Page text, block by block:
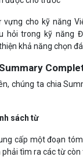
vựng cho kỹ năng
hỏi trong kỹ năng
khả năng chọn
chúng ta chia
sách từ
cấp một đoạn
phải tìm ra các từ